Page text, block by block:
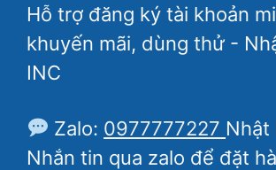
Hỗ trợ đăng ký tài khoản
khuyến mãi, dùng thử -
INC
Zalo: 0977777227 Nhật
Nhắn tin qua zalo để đặt